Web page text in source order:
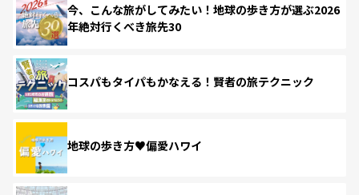
今、こんな旅がしてみたい！地球の歩き方が選ぶ2026
年絶対行くべき旅先30
コスパもタイパもかなえる！賢者の旅テクニック
地球の歩き方♥偏愛ハワイ